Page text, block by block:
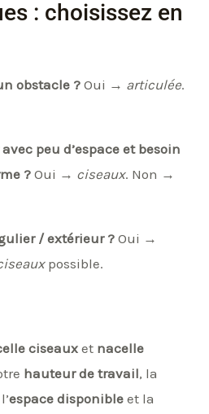
: choisissez en
obstacle ? Oui → articulée.
peu d’espace et besoin
?Oui → ciseaux. Non →
/ extérieur ? Oui →
possible.
ciseaux et nacelle
hauteur de travail, la
espace disponible et la